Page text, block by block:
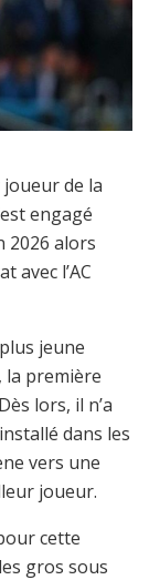
joueur de la
engagé
2026 alors
avec l’AC
jeune
la première
lors, il n’a
dans les
vers une
joueur.
cette
gros sous